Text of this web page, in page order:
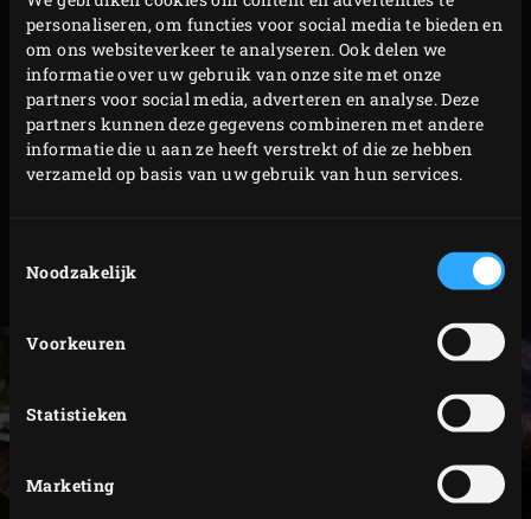
personaliseren, om functies voor social media te bieden en
om ons websiteverkeer te analyseren. Ook delen we
informatie over uw gebruik van onze site met onze
partners voor social media, adverteren en analyse. Deze
partners kunnen deze gegevens combineren met andere
informatie die u aan ze heeft verstrekt of die ze hebben
verzameld op basis van uw gebruik van hun services.
Noodzakelijk
Voorkeuren
Statistieken
Marketing
ingrediënten ernaast. Sluit de deksel van de EGG en
gril 3-4 minuten.
Keer alle ingrediënten om, bestrooi ze met peper en
zout en gril nogmaals 3-4 minuten.
Haal de groenten uit de EGG. Snijd de preien in de
een schaal. Garneer met de peterselie en eventueel